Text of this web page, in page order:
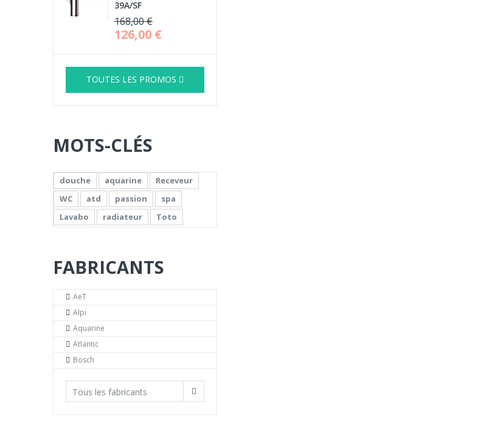
39A/SF
168,00 €
126,00 €
TOUTES LES PROMOS
MOTS-CLÉS
douche aquarine
Receveur
WC
atd passion
spa
Lavabo
radiateur Toto
FABRICANTS
AeT
Alpi
Aquarine
Atlantic
Bosch
Tous les fabricants